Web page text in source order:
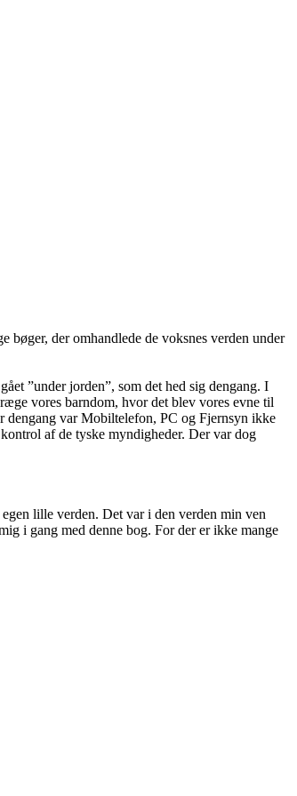
der omhandlede de voksnes verden under
”under jorden”, som det hed sig dengang. I
vores barndom, hvor det blev vores evne til
dengang var Mobiltelefon, PC og Fjernsyn ikke
af de tyske myndigheder. Der var dog
lille verden. Det var i den verden min ven
i gang med denne bog. For der er ikke mange